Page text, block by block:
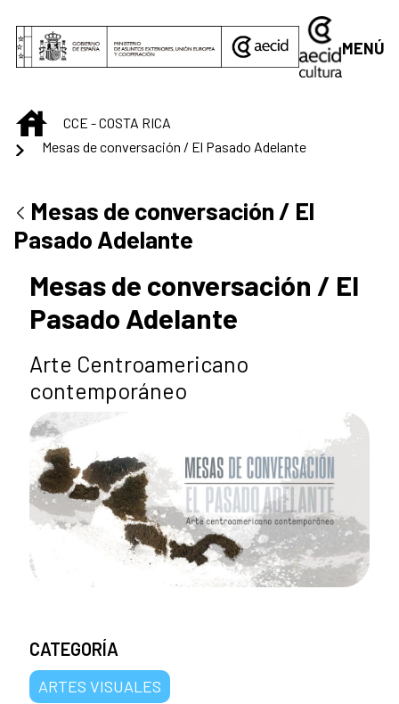
MENÚ
INICIO
CCE - COSTA RICA
Mesas de conversación / El Pasado Adelante
Mesas de conversación / El
Pasado Adelante
Mesas de conversación / El
Pasado Adelante
Arte Centroamericano
contemporáneo
CATEGORÍA
ARTES VISUALES